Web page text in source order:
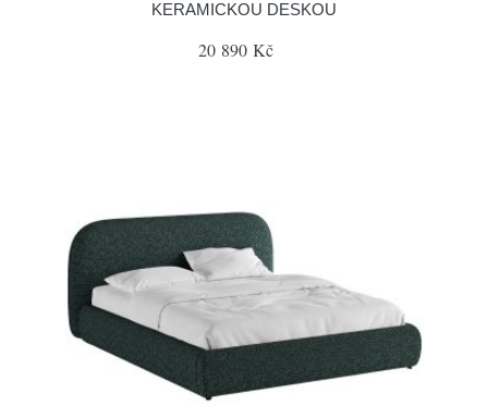
KERAMICKOU DESKOU
20 890 Kč